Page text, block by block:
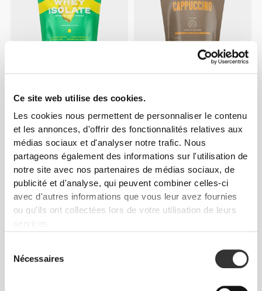
Ce site web utilise des cookies.
Les cookies nous permettent de personnaliser le contenu
et les annonces, d'offrir des fonctionnalités relatives aux
médias sociaux et d'analyser notre trafic. Nous
partageons également des informations sur l'utilisation de
notre site avec nos partenaires de médias sociaux, de
publicité et d'analyse, qui peuvent combiner celles-ci
avec d'autres informations que vous leur avez fournies
ou qu'ils ont collectées lors de votre utilisation de leurs
services.
Nécessaires
Clear Whey Isolate - Ananas
500 g
Caféine 400 g
15%
Latte au Caramel Protéiné -